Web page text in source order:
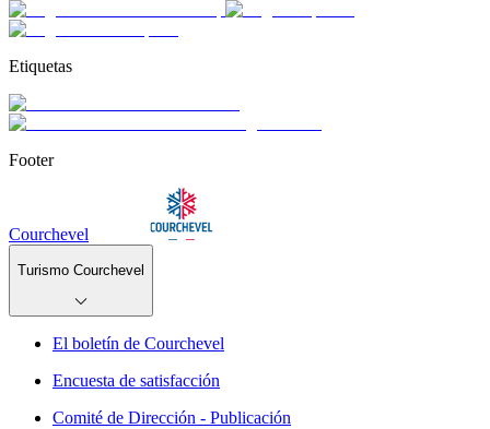
Etiquetas
Footer
Courchevel
Turismo Courchevel
El boletín de Courchevel
Encuesta de satisfacción
Comité de Dirección - Publicación